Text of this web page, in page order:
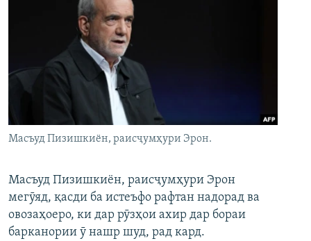
Масъуд Пизишкиён, раисҷумҳури Эрон.
Масъуд Пизишкиён, раисҷумҳури Эрон
мегӯяд, қасди ба истеъфо рафтан надорад ва
овозаҳоеро, ки дар рӯзҳои ахир дар бораи
барканории ӯ нашр шуд, рад кард.